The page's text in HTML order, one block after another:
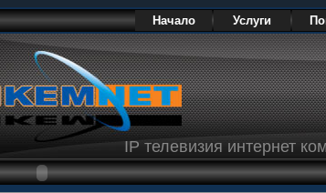
Начало Услуги
IP телевизия интернет